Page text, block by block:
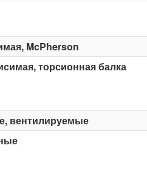
McPherson
торсионная балка
вентилируемые